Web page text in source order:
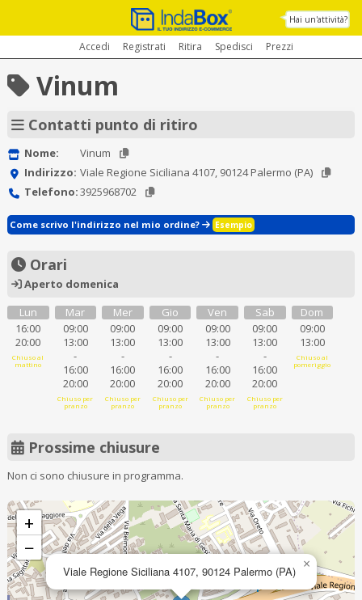
Hai un'attività?
Accedi Registrati Ritira Spedisci Prezzi
Vinum
Contatti punto di ritiro
Nome:
Vinum
Indirizzo: Viale Regione Siciliana 4107, 90124 Palermo (PA)
Telefono:3925968702
Come scrivo l'indirizzo nel mio ordine? Esempio
Orari
Aperto domenica
Lun
16:00
20:00
Chiuso al
mattino
Mar
09:00
13:00
-
16:00
20:00
Chiuso per
pranzo
Mer
09:00
13:00
-
16:00
20:00
Chiuso per
pranzo
Gio
09:00
13:00
-
16:00
20:00
Chiuso per
pranzo
Ven
09:00
13:00
-
16:00
20:00
Chiuso per
pranzo
Sab
09:00
13:00
-
16:00
20:00
Chiuso per
pranzo
Dom
09:00
13:00
Chiuso al
pomeriggio
Prossime chiusure
Non ci sono chiusure in programma.
Viale Regione Siciliana 4107, 90124 Palermo (PA) ×
+
−